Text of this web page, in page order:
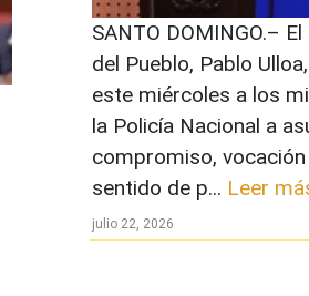
SANTO DOMINGO.–
del Pueblo, Pablo
este miércoles a los
la Policía Nacional a
compromiso,
sentido de p... Leer
julio 22, 2026